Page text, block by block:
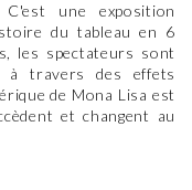
une exposition
du tableau en 6
les spectateurs sont
à travers des effets
de Mona Lisa est
et changent au